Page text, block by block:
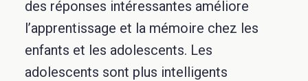
des réponses intéressantes améliore
l’apprentissage et la mémoire chez les
enfants et les adolescents. Les
adolescents sont plus intelligents